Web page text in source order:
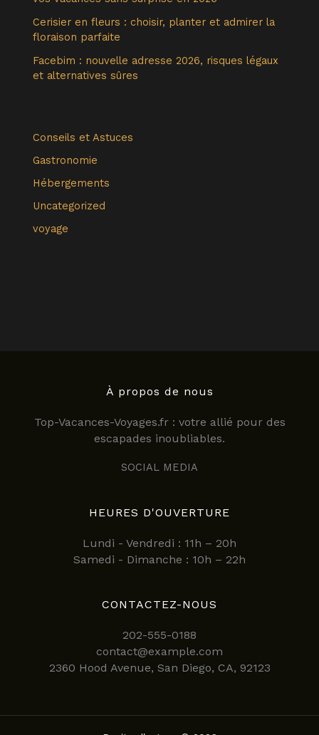
Cerisier en fleurs : choisir, planter et admirer la
floraison parfaite
Facebim : nouvelle adresse 2026, risques légaux
et alternatives sûres
Conseils et Astuces
Gastronomie
Hébergements
Uncategorized
voyage
À propos de nous
Top-Vacances-Voyages.fr : votre allié pour des
escapades inoubliables.
SOCIAL MEDIA
HEURES D'OUVERTURE
Lundi - Vendredi : 11h – 20h
Samedi - Dimanche : 10h – 22h
CONTACTEZ-NOUS
202-555-0188
contact@example.com
2360 Hood Avenue, San Diego, CA, 92123